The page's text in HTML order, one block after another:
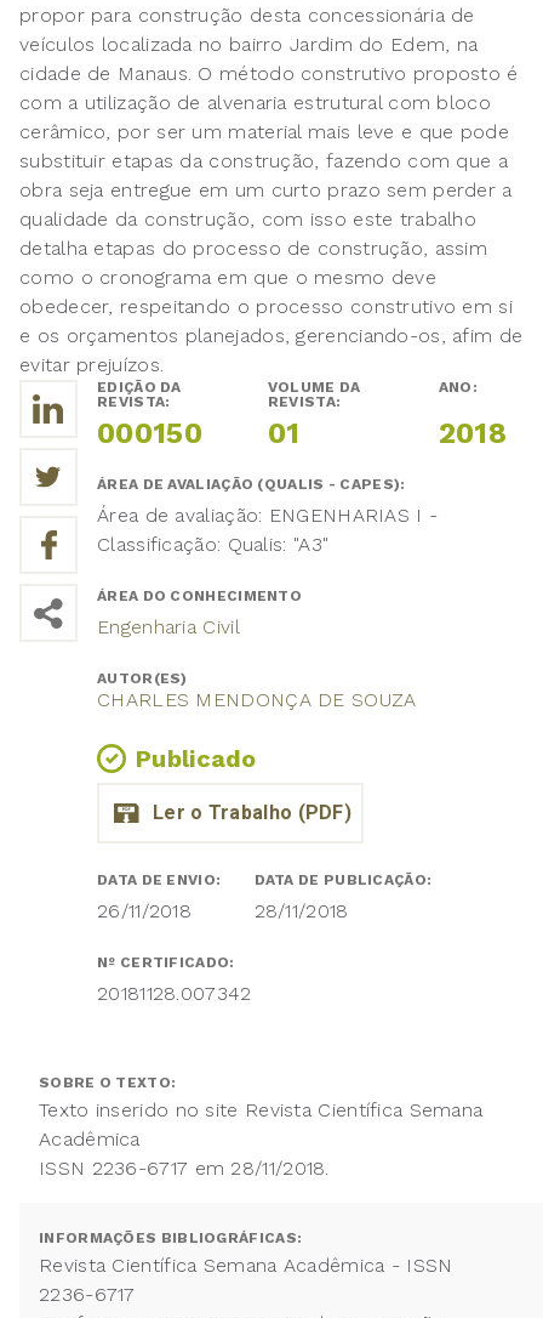
propor para construção desta concessionária de
veículos localizada no bairro Jardim do Edem, na
cidade de Manaus. O método construtivo proposto é
com a utilização de alvenaria estrutural com bloco
cerâmico, por ser um material mais leve e que pode
substituir etapas da construção, fazendo com que a
obra seja entregue em um curto prazo sem perder a
qualidade da construção, com isso este trabalho
detalha etapas do processo de construção, assim
como o cronograma em que o mesmo deve
obedecer, respeitando o processo construtivo em si
e os orçamentos planejados, gerenciando-os, afim de
evitar prejuízos.
EDIÇÃO DA
REVISTA:
000150
VOLUME DA
REVISTA:
01
ANO:
2018
ÁREA DE AVALIAÇÃO (QUALIS - CAPES):
Área de avaliação: ENGENHARIAS I -
Classificação: Qualis: "A3"
ÁREA DO CONHECIMENTO
Engenharia Civil
AUTOR(ES)
CHARLES MENDONÇA DE SOUZA
Publicado
DATA DE ENVIO:
26/11/2018
DATA DE PUBLICAÇÃO:
28/11/2018
Nº CERTIFICADO:
20181128.007342
SOBRE O TEXTO:
Texto inserido no site Revista Científica Semana
Acadêmica
ISSN 2236-6717 em 28/11/2018.
INFORMAÇÕES BIBLIOGRÁFICAS:
Revista Científica Semana Acadêmica - ISSN
2236-6717